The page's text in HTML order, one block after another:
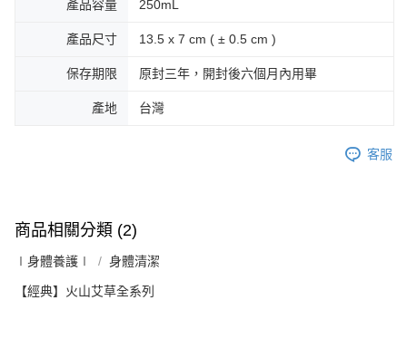
產品容量 250mL
產品尺寸 13.5 x 7 cm ( ± 0.5 cm )
保存期限 原封三年，開封後六個月內用畢
產地 台灣
客服
商品相關分類 (2)
∣身體養護∣ 身體清潔
【經典】火山艾草全系列